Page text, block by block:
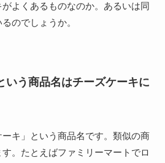
よくあるものなのか。あるいは同
のでしょうか。
いう商品名はチーズケーキに
キ」という商品名です。類似の商
。たとえばファミリーマートでロ